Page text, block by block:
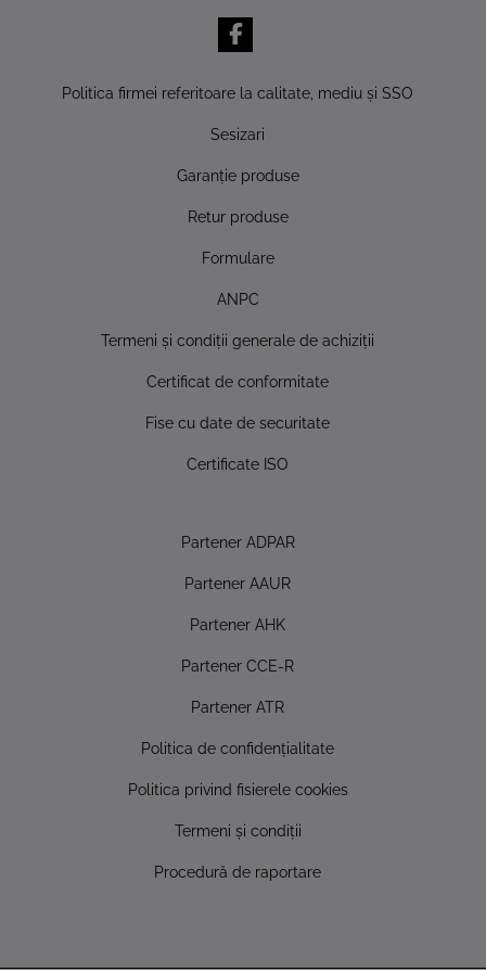
Politica firmei referitoare la calitate, mediu şi SSO
Sesizari
Garanţie produse
Retur produse
Formulare
ANPC
Termeni şi condiţii generale de achiziţii
Certificat de conformitate
Fise cu date de securitate
Certificate ISO
Partener ADPAR
Partener AAUR
Partener AHK
Partener CCE-R
Partener ATR
Politica de confidențialitate
Politica privind fisierele cookies
Termeni și condiții
Procedură de raportare